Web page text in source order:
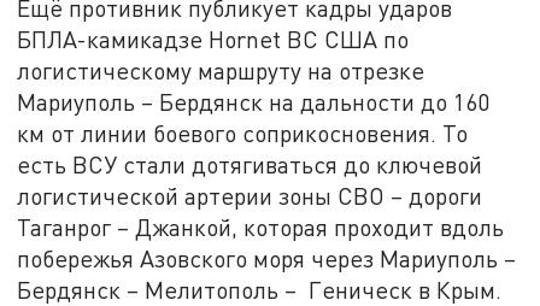
Ещё противник публикует кадры ударов
БПЛА-камикадзе Hornet ВС США по
логистическому маршруту на отрезке
Мариуполь – Бердянск на дальности до 160
км от линии боевого соприкосновения. То
есть ВСУ стали дотягиваться до ключевой
логистической артерии зоны СВО – дороги
Таганрог – Джанкой, которая проходит вдоль
побережья Азовского моря через Мариуполь –
Бердянск – Мелитополь – Геническ в Крым.